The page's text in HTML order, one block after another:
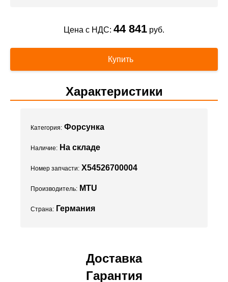
Цена с НДС: 44 841 руб.
Купить
Характеристики
Категория: Форсунка
Наличие: На складе
Номер запчасти: X54526700004
Производитель: MTU
Страна: Германия
Доставка
Гарантия